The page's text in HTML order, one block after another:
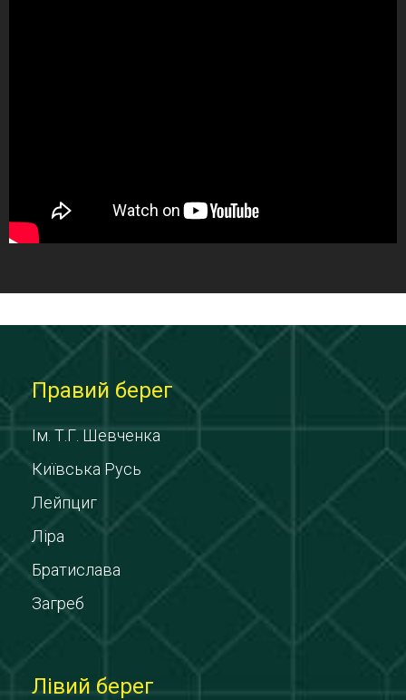
Правий берег
Ім. Т.Г. Шевченка
Київська Русь
Лейпциг
Ліра
Братислава
Загреб
Лівий берег